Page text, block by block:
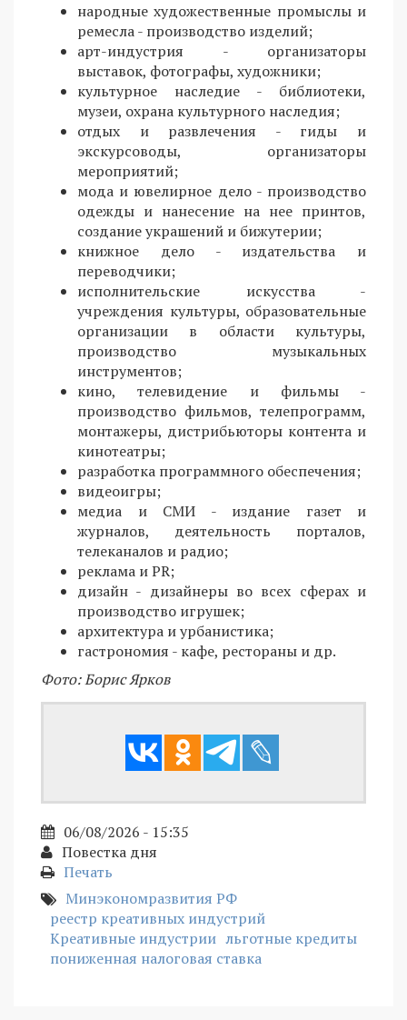
народные художественные промыслы и
ремесла - производство изделий;
арт-индустрия - организаторы
выставок, фотографы, художники;
культурное наследие - библиотеки,
музеи, охрана культурного наследия;
отдых и развлечения - гиды и
экскурсоводы, организаторы
мероприятий;
мода и ювелирное дело - производство
одежды и нанесение на нее принтов,
создание украшений и бижутерии;
книжное дело - издательства и
переводчики;
исполнительские искусства -
учреждения культуры, образовательные
организации в области культуры,
производство музыкальных
инструментов;
кино, телевидение и фильмы -
производство фильмов, телепрограмм,
монтажеры, дистрибьюторы контента и
кинотеатры;
разработка программного обеспечения;
видеоигры;
медиа и СМИ - издание газет и
журналов, деятельность порталов,
телеканалов и радио;
реклама и PR;
дизайн - дизайнеры во всех сферах и
производство игрушек;
архитектура и урбанистика;
гастрономия - кафе, рестораны и др.
Фото: Борис Ярков
06/08/2026 - 15:35
Повестка дня
Печать
Минэкономразвития РФ
реестр креативных индустрий
Креативные индустрии льготные кредиты
пониженная налоговая ставка